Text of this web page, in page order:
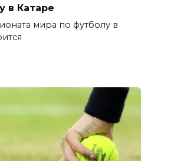
в Катаре
мира по футболу в